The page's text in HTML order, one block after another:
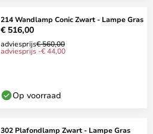
214 Wandlamp Conic Zwart - Lampe Gras
€ 516,00
adviesprijs€ 560,00
adviesprijs -€ 44,00
Op voorraad
302 Plafondlamp Zwart - Lampe Gras